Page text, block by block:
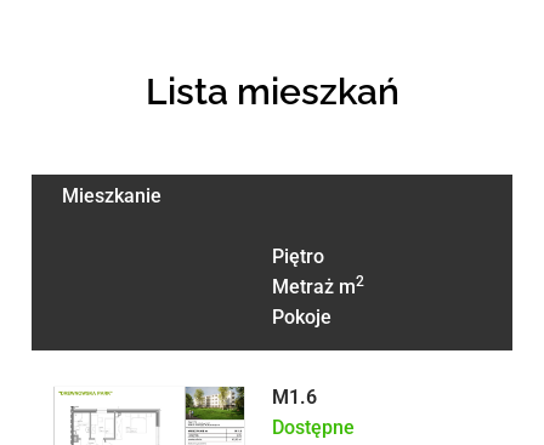
Lista mieszkań
Mieszkanie
Piętro
Metraż m2
Pokoje
M1.6
Dostępne